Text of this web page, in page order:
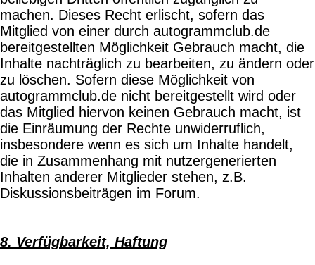
machen. Dieses Recht erlischt, sofern das
Mitglied von einer durch autogrammclub.de
bereitgestellten Möglichkeit Gebrauch macht, die
Inhalte nachträglich zu bearbeiten, zu ändern oder
zu löschen. Sofern diese Möglichkeit von
autogrammclub.de nicht bereitgestellt wird oder
das Mitglied hiervon keinen Gebrauch macht, ist
die Einräumung der Rechte unwiderruflich,
insbesondere wenn es sich um Inhalte handelt,
die in Zusammenhang mit nutzergenerierten
Inhalten anderer Mitglieder stehen, z.B.
Diskussionsbeiträgen im Forum.
8. Verfügbarkeit, Haftung